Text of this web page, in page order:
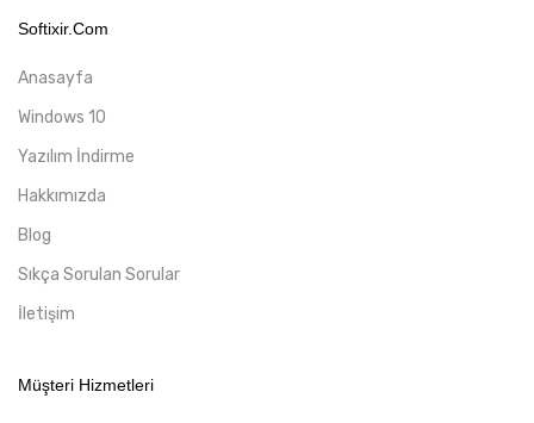
Softixir.com
Anasayfa
Windows 10
Yazılım İndirme
Hakkımızda
Blog
Sıkça Sorulan Sorular
İletişim
Müşteri Hizmetleri